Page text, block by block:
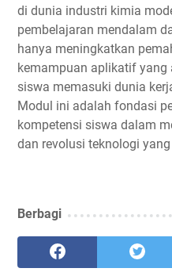
di dunia industri kimia
pembelajaran mendalam
hanya meningkatkan
kemampuan aplikatif yang
siswa memasuki dunia
Modul ini adalah fondasi
kompetensi siswa dalam
dan revolusi teknologi
Berbagi